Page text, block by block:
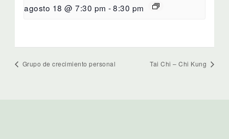
agosto 18 @ 7:30 pm -8:30 pm
Grupo de crecimiento personal Tai Chi – Chi Kung